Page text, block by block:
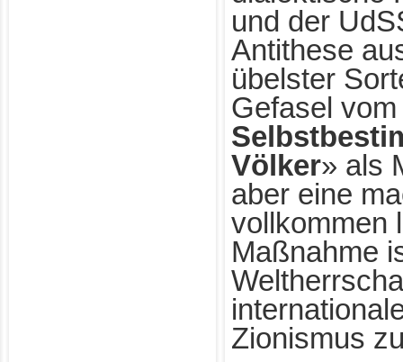
und der
Antithese
übelster
Gefasel vom
Völker» als
aber eine
vollkommen
Maßnahme
Zionismus